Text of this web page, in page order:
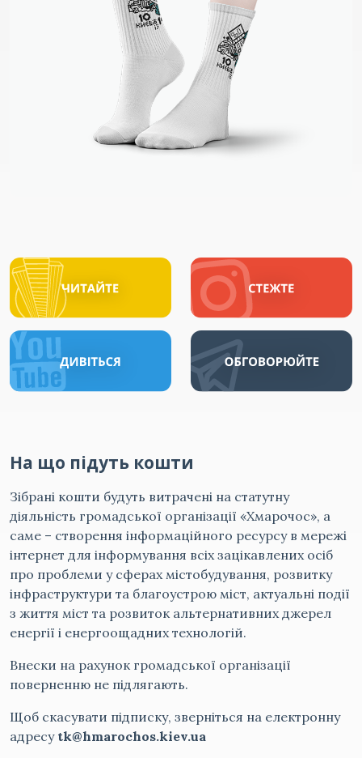
На що підуть кошти
Зібрані кошти будуть витрачені на статутну
діяльність громадської організації «Хмарочос», а
саме – створення інформаційного ресурсу в мережі
інтернет для інформування всіх зацікавлених осіб
про проблеми у сферах містобудування, розвитку
інфраструктури та благоустрою міст, актуальні події
з життя міст та розвиток альтернативних джерел
енергії і енергоощадних технологій.
Внески на рахунок громадської організації
поверненню не підлягають.
Щоб скасувати підписку, зверніться на електронну
адресу tk@hmarochos.kiev.ua